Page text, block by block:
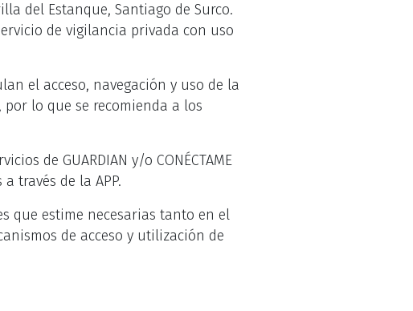
del Estanque, Santiago de Surco.
de vigilancia privada con uso
el acceso, navegación y uso de la
por lo que se recomienda a los
de GUARDIAN y/o CONÉCTAME
través de la APP.
que estime necesarias tanto en el
de acceso y utilización de